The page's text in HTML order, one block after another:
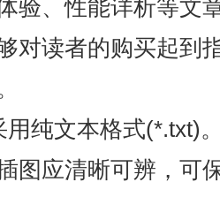
验、性能详析等文
对读者的购买起到
用纯文本格式(*.txt)
图应清晰可辨，可